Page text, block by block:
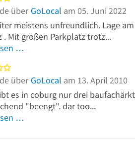
über GoLocal am 05. Juni 2022
meistens unfreundlich. Lage
. Mit großen Parkplatz trotz...
…
über GoLocal am 13. April 2010
es in coburg nur drei
"beengt". dar too...
…